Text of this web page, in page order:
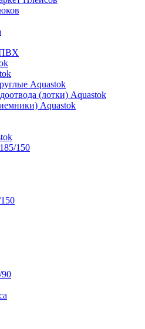
ПВХ
Aquastok
(лотки) Aquastok
Aquastok
150